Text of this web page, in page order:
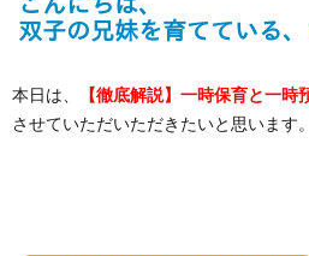
本日は、 【徹底解説】一時保育と一時
させていただいただきたいと思います。